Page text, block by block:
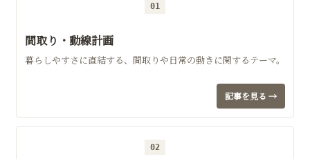
01
間取り・動線計画
暮らしやすさに直結する、間取りや日常の動きに関するテーマ。
記事を見る →
02